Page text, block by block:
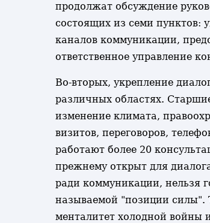
продолжат обсуждение
состоящих из семи пунктов:
каналов коммуникации,
ответственное управление
Во-вторых, укрепление
различных областях.
изменение климата,
визитов, переговоров,
работают более 20
прежнему открыт для
ради коммуникации, нельзя
называемой "позиции силы".
менталитет холодной войны